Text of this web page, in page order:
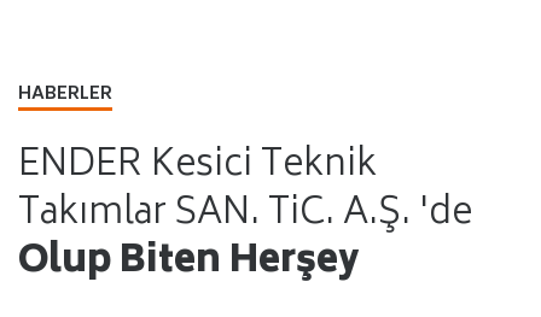
HABERLER
ENDER Kesici Teknik
Takımlar SAN. TiC. A.Ş. 'de
Olup Biten Herşey